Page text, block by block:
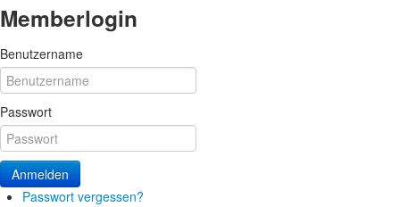
Memberlogin
Benutzername
Passwort
Anmelden
Passwort vergessen?